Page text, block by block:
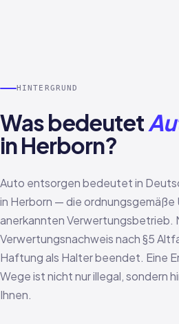
HINTERGRUND
Was bedeutet
in Herborn?
Auto entsorgen bedeutet in
in Herborn — die ordnungsgemäße
anerkannten Verwertungsbetrieb.
Verwertungsnachweis nach §5
Haftung als Halter beendet. Eine
Wege ist nicht nur illegal, sondern
Ihnen.